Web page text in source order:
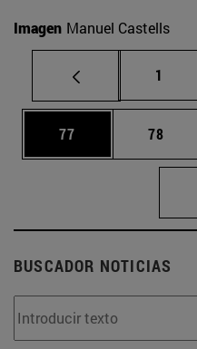
Imagen Manuel Castells
Página
1
Página
77 Página
78
BUSCADOR NOTICIAS